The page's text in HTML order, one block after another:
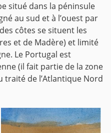
situé dans la péninsule
au sud et à l’ouest par
côtes se situent les
et de Madère) et limité
Le Portugal est
(il fait partie de la zone
traité de l’Atlantique Nord